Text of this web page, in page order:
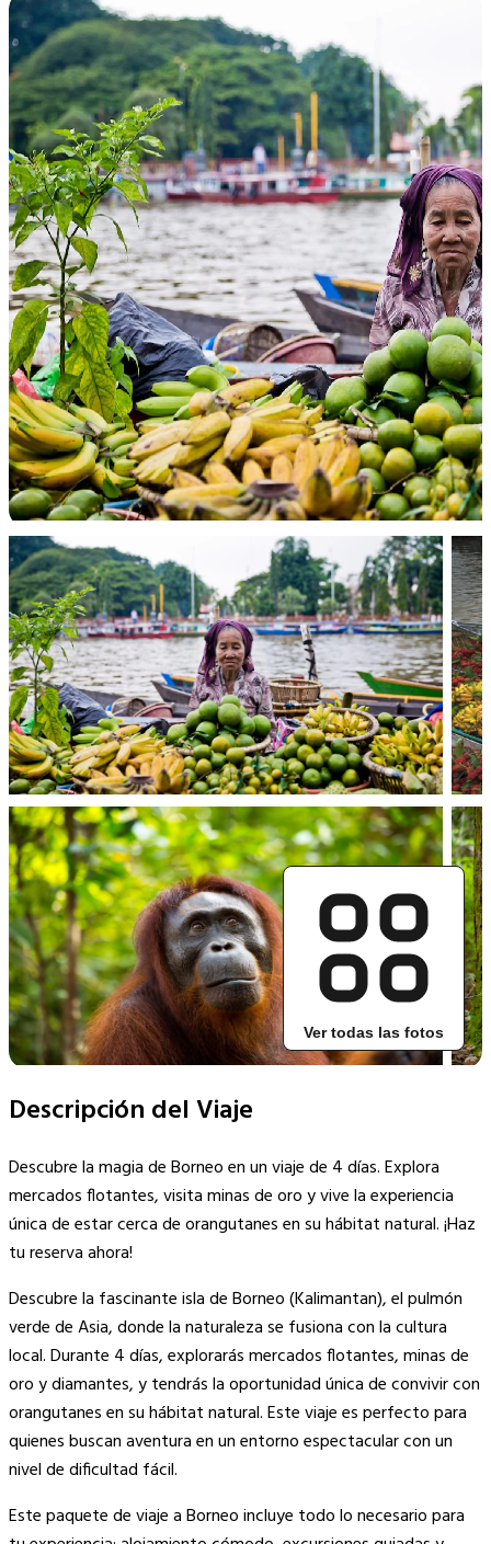
Ver todas las fotos
Descripción del Viaje
Descubre la magia de Borneo en un viaje de 4 días. Explora
mercados flotantes, visita minas de oro y vive la experiencia
única de estar cerca de orangutanes en su hábitat natural. ¡Haz
tu reserva ahora!
Descubre la fascinante isla de Borneo (Kalimantan), el pulmón
verde de Asia, donde la naturaleza se fusiona con la cultura
local. Durante 4 días, explorarás mercados flotantes, minas de
oro y diamantes, y tendrás la oportunidad única de convivir con
orangutanes en su hábitat natural. Este viaje es perfecto para
quienes buscan aventura en un entorno espectacular con un
nivel de dificultad fácil.
Este paquete de viaje a Borneo incluye todo lo necesario para